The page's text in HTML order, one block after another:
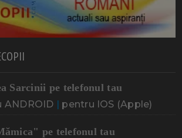
Sarcinii pe telefonul tau
ANDROID | pentru IOS (Apple)
pe telefonul tau